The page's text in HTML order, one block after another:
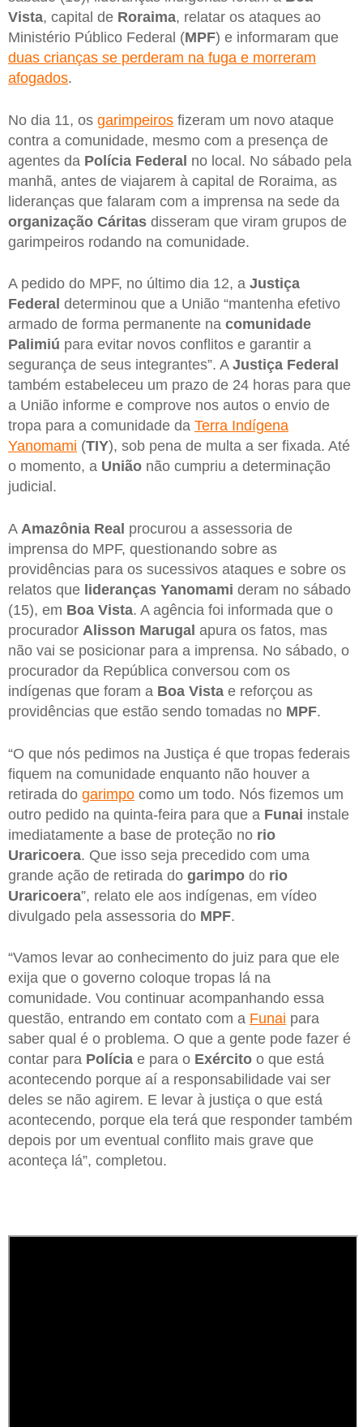
Vista, capital de Roraima, relatar os ataques ao
Ministério Público Federal (MPF) e informaram que
duas crianças se perderam na fuga e morreram
afogados.
No dia 11, os garimpeiros fizeram um novo ataque
contra a comunidade, mesmo com a presença de
agentes da Polícia Federal no local. No sábado pela
manhã, antes de viajarem à capital de Roraima, as
lideranças que falaram com a imprensa na sede da
organização Cáritas disseram que viram grupos de
garimpeiros rodando na comunidade.
A pedido do MPF, no último dia 12, a Justiça
Federal determinou que a União “mantenha efetivo
armado de forma permanente na comunidade
Palimiú para evitar novos conflitos e garantir a
segurança de seus integrantes”. A Justiça Federal
também estabeleceu um prazo de 24 horas para que
a União informe e comprove nos autos o envio de
tropa para a comunidade da Terra Indígena
Yanomami (TIY), sob pena de multa a ser fixada. Até
o momento, a União não cumpriu a determinação
judicial.
A Amazônia Real procurou a assessoria de
imprensa do MPF, questionando sobre as
providências para os sucessivos ataques e sobre os
relatos que lideranças Yanomami deram no sábado
(15), em Boa Vista. A agência foi informada que o
procurador Alisson Marugal apura os fatos, mas
não vai se posicionar para a imprensa. No sábado, o
procurador da República conversou com os
indígenas que foram a Boa Vista e reforçou as
providências que estão sendo tomadas no MPF.
“O que nós pedimos na Justiça é que tropas federais
fiquem na comunidade enquanto não houver a
retirada do garimpo como um todo. Nós fizemos um
outro pedido na quinta-feira para que a Funai instale
imediatamente a base de proteção no rio
Uraricoera. Que isso seja precedido com uma
grande ação de retirada do garimpo do rio
Uraricoera”, relato ele aos indígenas, em vídeo
divulgado pela assessoria do MPF.
“Vamos levar ao conhecimento do juiz para que ele
exija que o governo coloque tropas lá na
comunidade. Vou continuar acompanhando essa
questão, entrando em contato com a Funai para
saber qual é o problema. O que a gente pode fazer é
contar para Polícia e para o Exército o que está
acontecendo porque aí a responsabilidade vai ser
deles se não agirem. E levar à justiça o que está
acontecendo, porque ela terá que responder também
depois por um eventual conflito mais grave que
aconteça lá”, completou.